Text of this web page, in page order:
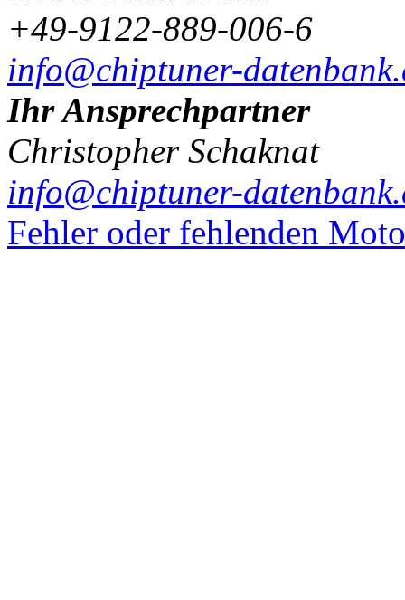
+49-9122-889-006-6
info@chiptuner-
Ihr Ansprechpartner
Christopher Schaknat
info@chiptuner-
Fehler oder fehlenden